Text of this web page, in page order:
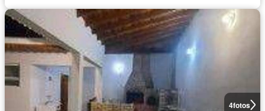
4fotos